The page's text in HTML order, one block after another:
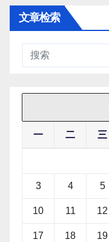
文章检索
一 二 三
3 4 5
10 11 12
17 18 19